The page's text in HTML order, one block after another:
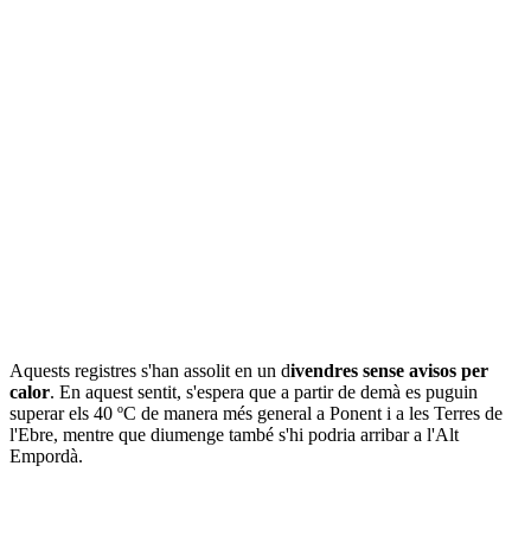
Aquests registres s'han assolit en un divendres sense avisos per
calor. En aquest sentit, s'espera que a partir de demà es puguin
superar els 40 ºC de manera més general a Ponent i a les Terres de
l'Ebre, mentre que diumenge també s'hi podria arribar a l'Alt
Empordà.